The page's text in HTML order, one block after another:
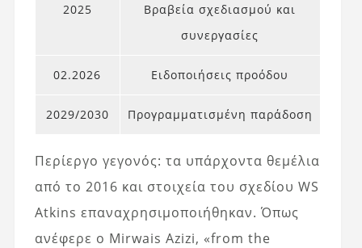
2025
Βραβεία σχεδιασμού και
συνεργασίες
02.2026 Ειδοποιήσεις προόδου
2029/2030 Προγραμματισμένη παράδοση
Περίεργο γεγονός: τα υπάρχοντα θεμέλια
από το 2016 και στοιχεία του σχεδίου WS
Atkins επαναχρησιμοποιήθηκαν. Όπως
ανέφερε ο Mirwais Azizi, «from the